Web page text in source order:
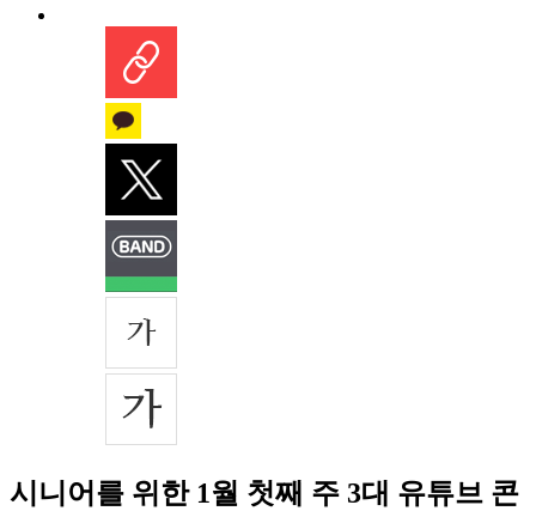
시니어를 위한 1월 첫째 주 3대 유튜브 콘